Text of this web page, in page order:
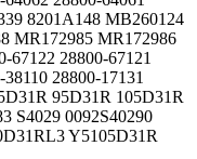
8201A148 MB260124
MR172985 MR172986
67122 28800-67121
38110 28800-17131
95D31R 105D31R
S4029 0092S40290
Y5105D31R